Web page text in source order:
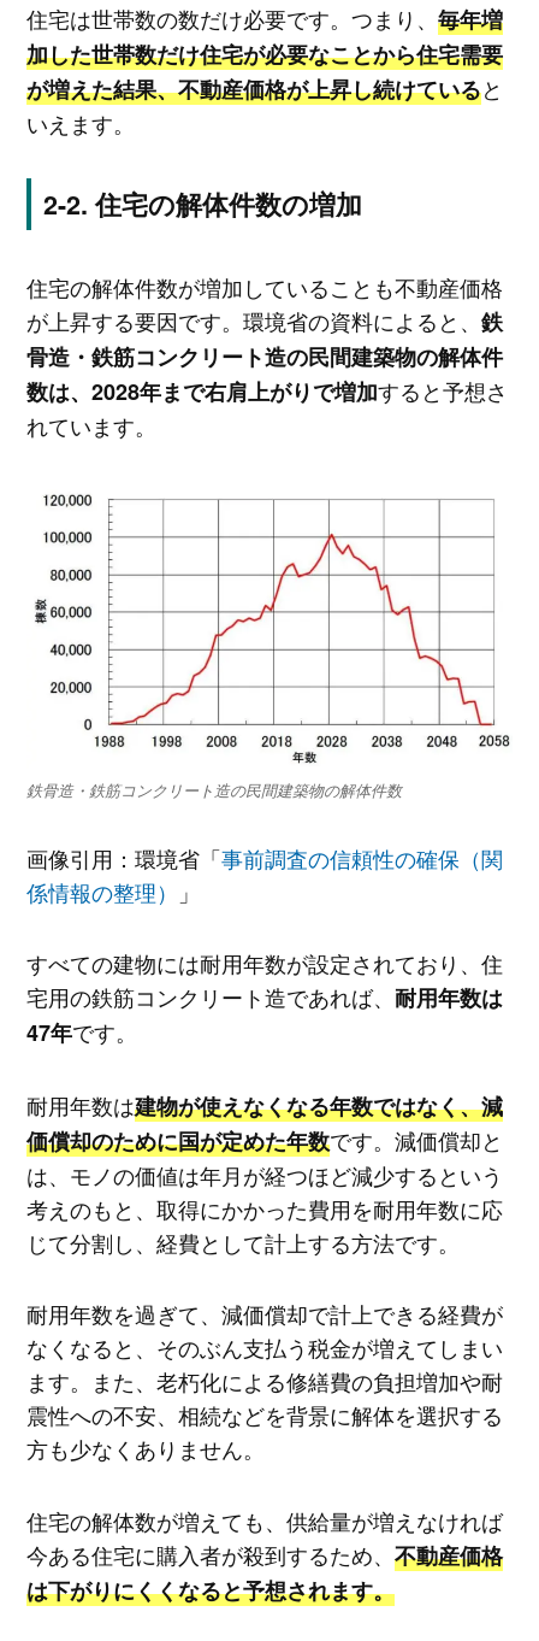
住宅は世帯数の数だけ必要です。つまり、 毎年増
加した世帯数だけ住宅が必要なことから住宅需要
が増えた結果、不動産価格が上昇し続けていると
いえます。
住宅の解体件数の増加
住宅の解体件数が増加していることも不動産価格
が上昇する要因です。環境省の資料によると、 鉄
骨造・鉄筋コンクリート造の民間建築物の解体件
数は、2028年まで右肩上がりで増加すると予想さ
れています。
鉄骨造・鉄筋コンクリート造の民間建築物の解体件数
画像引用：環境省「事前調査の信頼性の確保（関
係情報の整理）
」
すべての建物には耐用年数が設定されており、住
宅用の鉄筋コンクリート造であれば、 耐用年数は
47年です。
耐用年数は建物が使えなくなる年数ではなく、減
価償却のために国が定めた年数です。減価償却と
は、モノの価値は年月が経つほど減少するという
考えのもと、取得にかかった費用を耐用年数に応
じて分割し、経費として計上する方法です。
耐用年数を過ぎて、減価償却で計上できる経費が
なくなると、そのぶん支払う税金が増えてしまい
ます。また、老朽化による修繕費の負担増加や耐
震性への不安、相続などを背景に解体を選択する
方も少なくありません。
住宅の解体数が増えても、供給量が増えなければ
今ある住宅に購入者が殺到するため、 不動産価格
は下がりにくくなると予想されます。